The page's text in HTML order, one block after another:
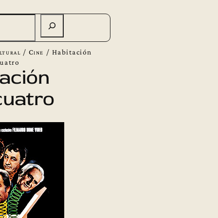
/ Cine / Habitación